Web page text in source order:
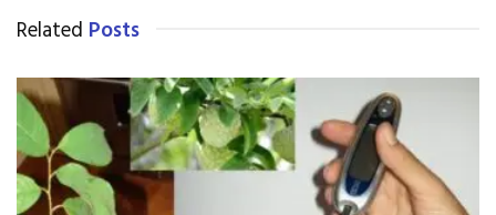
Related Posts